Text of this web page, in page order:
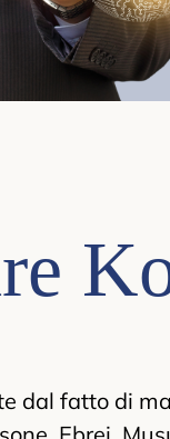
dal fatto di